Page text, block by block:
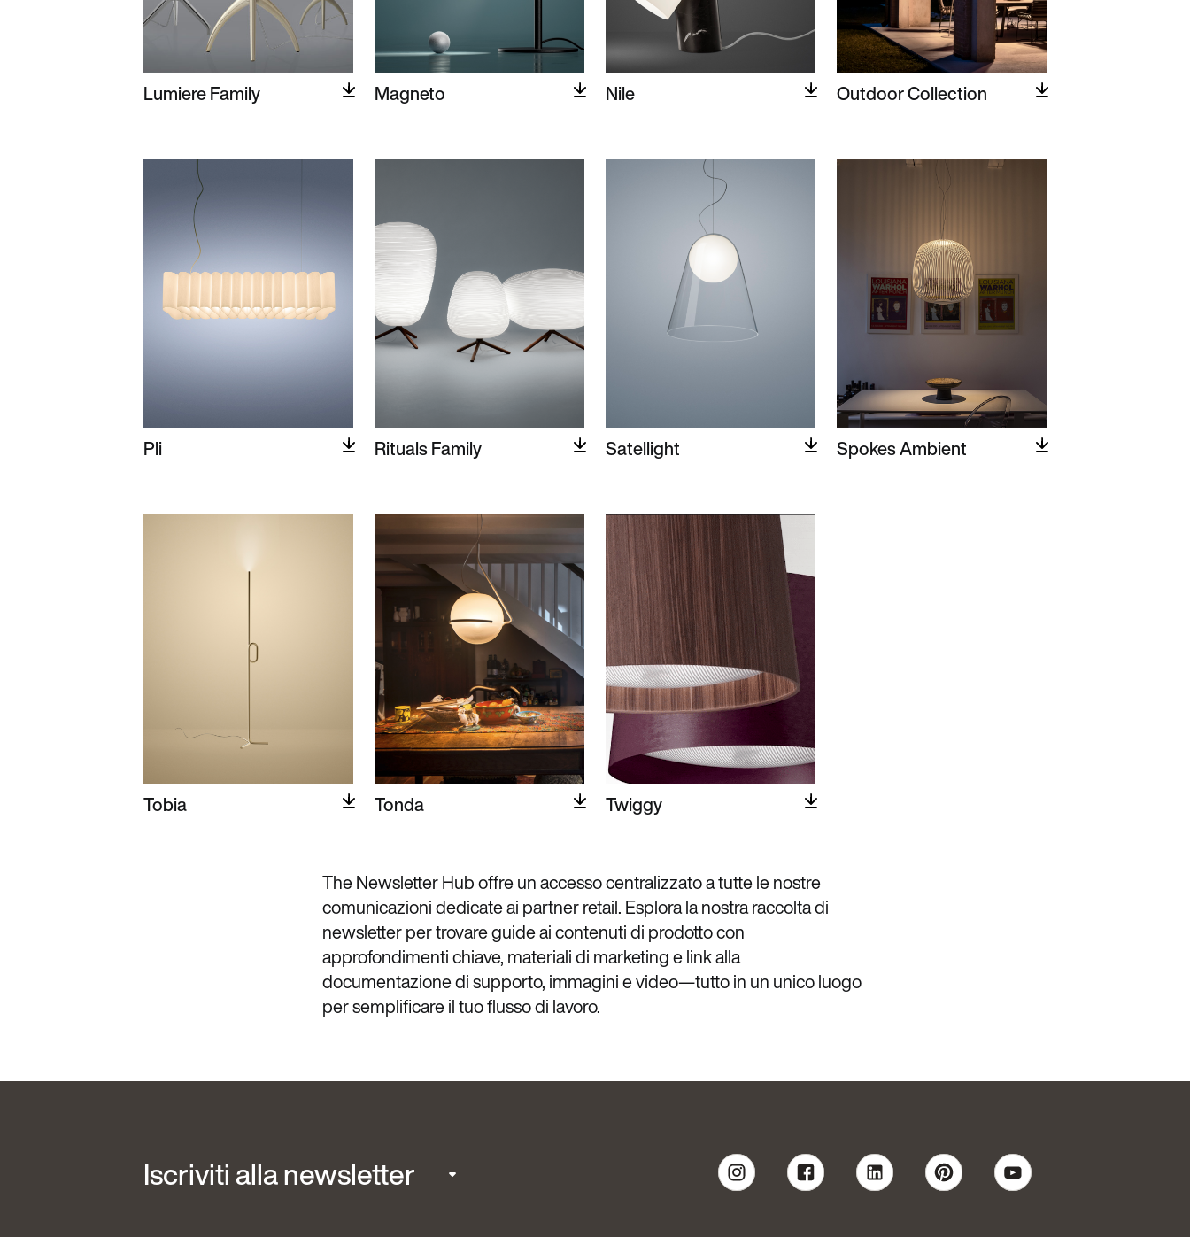
Lumiere Family Magneto Nile Outdoor Collection
Pli Rituals Family Satellight Spokes Ambient
Tobia Tonda Twiggy
The Newsletter Hub offre un accesso centralizzato a tutte le nostre
comunicazioni dedicate ai partner retail. Esplora la nostra raccolta di
newsletter per trovare guide ai contenuti di prodotto con
approfondimenti chiave, materiali di marketing e link alla
documentazione di supporto, immagini e video—tutto in un unico luogo
per semplificare il tuo flusso di lavoro.
Iscriviti alla newsletter